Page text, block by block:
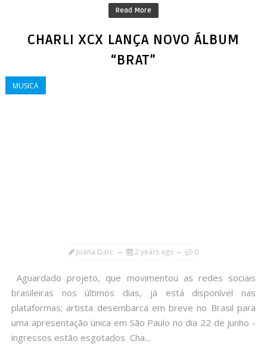
Read More
CHARLI XCX LANÇA NOVO ÁLBUM
“BRAT”
MUSICA
Joana Darc 2 years ago 0
Aguardado projeto, que movimentou as redes sociais
brasileiras nos últimos dias, já está disponível nas
plataformas; artista desembarca em breve no Brasil para
uma apresentação única em São Paulo no dia 22 de junho -
ingressos estão esgotados Cha...